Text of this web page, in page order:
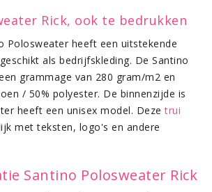
Rick, ook te bedrukken
Polosweater heeft een uitstekende
als bedrijfskleding. De Santino
grammage van 280 gram/m2 en
/ 50% polyester. De binnenzijde is
heeft een unisex model. Dezetrui
met teksten, logo's en andere
Santino Polosweater Rick